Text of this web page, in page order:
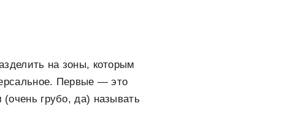
на зоны, которым
Первые — это
грубо, да) называть